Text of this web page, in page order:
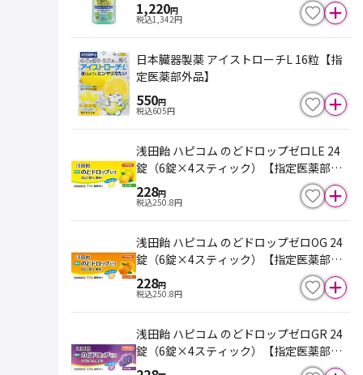
1,220円
税込1,342円
日本臓器製薬 アイストローチL 16粒【指
定医薬部外品】
550円
税込605円
浅田飴 ハピコム のどドロップゼロLE 24
錠（6錠×4スティック）【指定医薬部外
品】
228円
税込250.8円
浅田飴 ハピコム のどドロップゼロOG 24
錠（6錠×4スティック）【指定医薬部外
品】
228円
税込250.8円
浅田飴 ハピコム のどドロップゼロGR 24
錠（6錠×4スティック）【指定医薬部外
品】